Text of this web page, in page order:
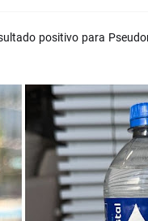
positivo para